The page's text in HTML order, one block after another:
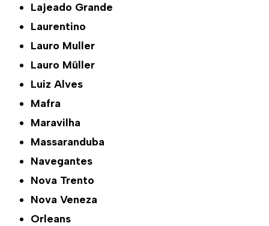
Lajeado Grande
Laurentino
Lauro Muller
Lauro Müller
Luiz Alves
Mafra
Maravilha
Massaranduba
Navegantes
Nova Trento
Nova Veneza
Orleans